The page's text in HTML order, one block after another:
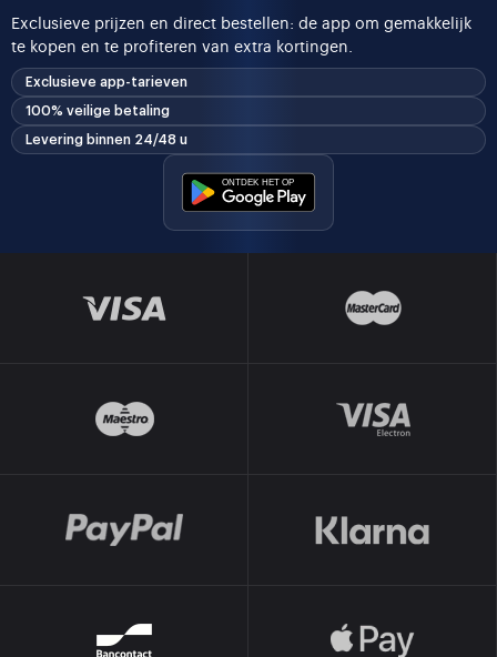
Exclusieve prijzen en direct bestellen: de app om gemakkelijk
te kopen en te profiteren van extra kortingen.
Exclusieve app-tarieven
100% veilige betaling
Levering binnen 24/48 u